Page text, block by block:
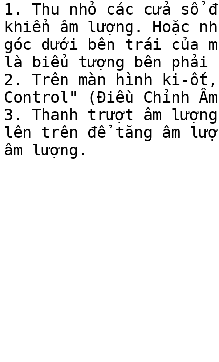
1. Thu nhỏ các cửa sổ
khiển âm lượng. Hoặc
góc dưới bên trái của
là biểu tượng bên
2. Trên màn hình ki-ốt,
Control" (Điều Chỉnh
3. Thanh trượt âm
lên trên để tăng âm